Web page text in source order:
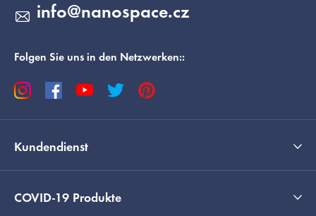
info@nanospace.cz
Folgen Sie uns in den Netzwerken::
Kundendienst
COVID-19 Produkte